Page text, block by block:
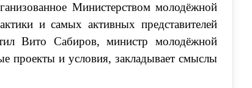
Министерством молодёжной
и самых активных представителей
Вито Сабиров, министр молодёжной
проекты и условия, закладывает смыслы